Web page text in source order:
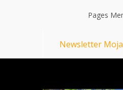
Pages
Newsletter